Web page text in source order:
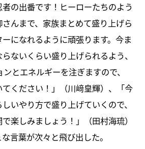
の出番です！ヒーローたちのよう
んまで、家族まとめて盛り上げら
になれるように頑張ります。今ま
ないくらい盛り上げられるよう、
とエネルギーを注ぎますので、
ください！」（川﨑皇輝）、「今
いやり方で盛り上げていくので、
楽しみましょう！」（田村海琉）
言葉が次々と飛び出した。